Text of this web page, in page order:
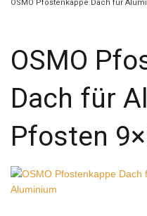
OSMO Pfostenkappe Dach für
OSMO
Dach für
Pfosten